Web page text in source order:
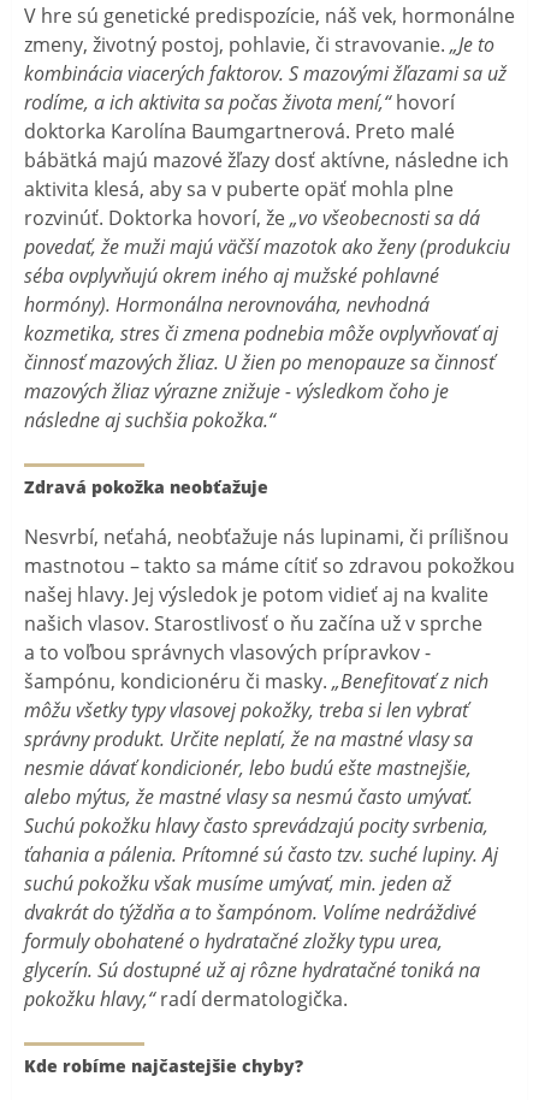
V hre sú genetické predispozície, náš vek, hormonálne
zmeny, životný postoj, pohlavie, či stravovanie. „Je to
kombinácia viacerých faktorov. S mazovými žľazami sa už
rodíme, a ich aktivita sa počas života mení,“hovorí
doktorka Karolína Baumgartnerová. Preto malé
bábätká majú mazové žľazy dosť aktívne, následne ich
aktivita klesá, aby sa v puberte opäť mohla plne
rozvinúť. Doktorka hovorí, že„vo všeobecnosti sa dá
povedať, že muži majú väčší mazotok ako ženy (produkciu
séba ovplyvňujú okrem iného aj mužské pohlavné
hormóny). Hormonálna nerovnováha, nevhodná
kozmetika, stres či zmena podnebia môže ovplyvňovať aj
činnosť mazových žliaz. U žien po menopauze sa činnosť
mazových žliaz výrazne znižuje - výsledkom čoho je
následne aj suchšia pokožka.“
Zdravá pokožka neobťažuje
Nesvrbí, neťahá, neobťažuje nás lupinami, či prílišnou
mastnotou – takto sa máme cítiť so zdravou pokožkou
našej hlavy. Jej výsledok je potom vidieť aj na kvalite
našich vlasov. Starostlivosť o ňu začína už v sprche
a to voľbou správnych vlasových prípravkov -
šampónu, kondicionéru či masky. „Benefitovať z nich
môžu všetky typy vlasovej pokožky, treba si len vybrať
správny produkt. Určite neplatí, že na mastné vlasy sa
nesmie dávať kondicionér, lebo budú ešte mastnejšie,
alebo mýtus, že mastné vlasy sa nesmú často umývať.
Suchú pokožku hlavy často sprevádzajú pocity svrbenia,
ťahania a pálenia. Prítomné sú často tzv. suché lupiny. Aj
suchú pokožku však musíme umývať, min. jeden až
dvakrát do týždňa a to šampónom. Volíme nedráždivé
formuly obohatené o hydratačné zložky typu urea,
glycerín. Sú dostupné už aj rôzne hydratačné toniká na
pokožku hlavy,“radí dermatologička.
Kde robíme najčastejšie chyby?